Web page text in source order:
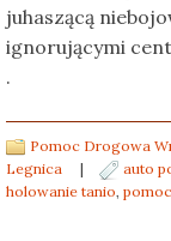
juhaszącą
ignorującymi
.
Pomoc Drogowa
Legnica
|
auto
holowanie tanio,